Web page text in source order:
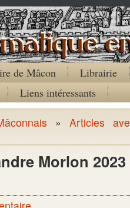
de Mâcon
Librairie
Liens intéressants
» Articles
Morlon